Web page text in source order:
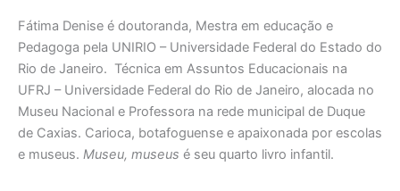
Fátima Denise é doutoranda, Mestra em educação e
Pedagoga pela UNIRIO – Universidade Federal do Estado do
Rio de Janeiro. Técnica em Assuntos Educacionais na
UFRJ – Universidade Federal do Rio de Janeiro, alocada no
Museu Nacional e Professora na rede municipal de Duque
de Caxias. Carioca, botafoguense e apaixonada por escolas
e museus. Museu, museus é seu quarto livro infantil.